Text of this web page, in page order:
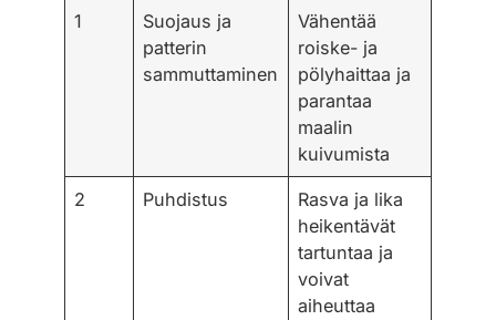
1
Suojaus ja
patterin
sammuttaminen
Vähentää
roiske- ja
pölyhaittaa ja
parantaa
maalin
kuivumista
2 Puhdistus
Rasva ja lika
heikentävät
tartuntaa ja
voivat
aiheuttaa